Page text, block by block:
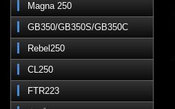
Magna 250
GB350/GB350S/GB350C
Rebel250
CL250
FTR223